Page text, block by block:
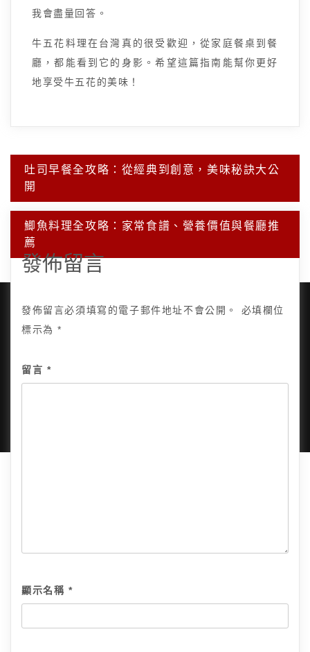
我會盡量回答。
牛五花料理在台灣真的很受歡迎，從家庭餐桌到餐
廳，都能看到它的身影。希望這篇指南能幫你更好
地享受牛五花的美味！
文
章
導
覽
吐司早餐全攻略：從經典到創意，美味秘訣大公
開
鯽魚料理全攻略：家常食譜、營養價值與餐廳推
薦
發佈留言
發佈留言必須填寫的電子郵件地址不會公開。
必填欄位
標示為*
留言 *
顯示名稱 *